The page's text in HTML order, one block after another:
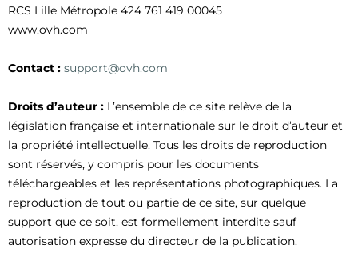
RCS Lille Métropole 424 761 419 00045
www.ovh.com
Contact : support@ovh.com
Droits d’auteur : L’ensemble de ce site relève de la
législation française et internationale sur le droit d’auteur et
la propriété intellectuelle. Tous les droits de reproduction
sont réservés, y compris pour les documents
téléchargeables et les représentations photographiques. La
reproduction de tout ou partie de ce site, sur quelque
support que ce soit, est formellement interdite sauf
autorisation expresse du directeur de la publication.